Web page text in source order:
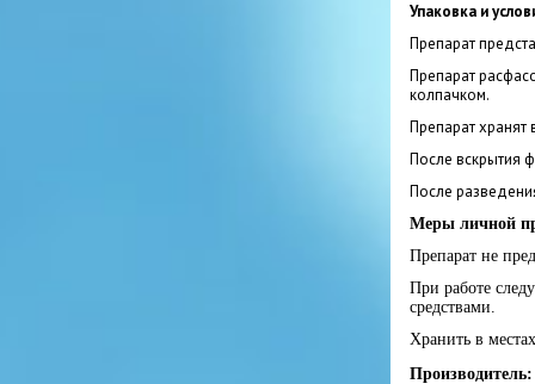
Упаковка и
Препарат
Препарат
колпачком.
Препарат
После вскрытия
После
Меры личной
Препарат не
При работе
средствами.
Хранить в
Производитель: